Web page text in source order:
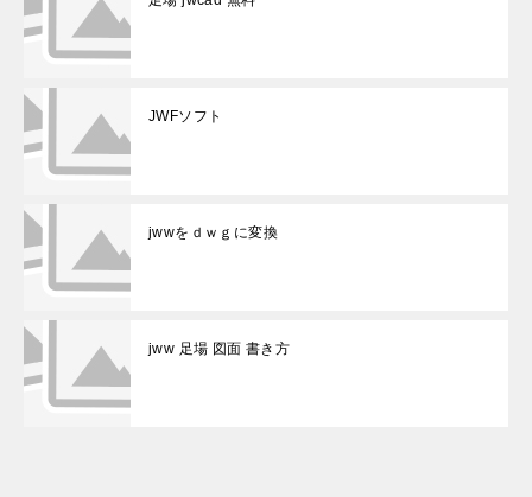
JWFソフト
jwwをｄｗｇに変換
jww 足場 図面 書き方